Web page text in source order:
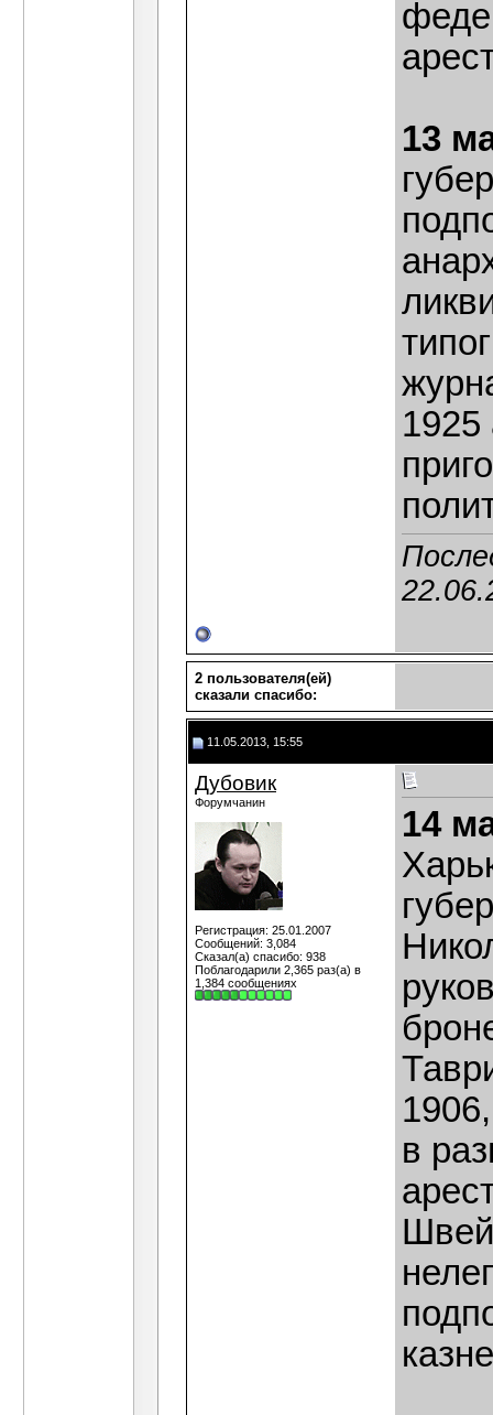
13
1925
2 пользователя(ей)
сказали cпасибо:
11.05.2013, 15:55
Дубовик
Форумчанин
Регистрация: 25.01.2007
Сообщений: 3,084
Сказал(а) спасибо: 938
Поблагодарили 2,365 раз(а) в
1,384 сообщениях
14
в